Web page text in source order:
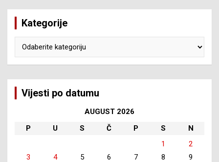
Kategorije
Vijesti po datumu
AUGUST 2026
P
U S Č P S
N
1
2
3
4 5 6 7 8
9